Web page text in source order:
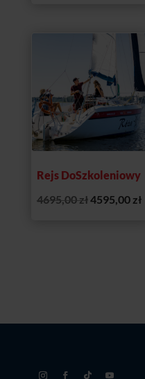
Rejs DoSzkoleniowy
4695,00złPierwotna
4595,00 zł